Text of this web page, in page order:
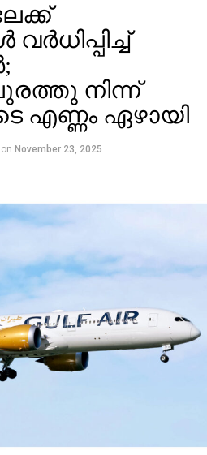
നിന്ന്
എണ്ണം ഏഴായി
on November 23, 2025